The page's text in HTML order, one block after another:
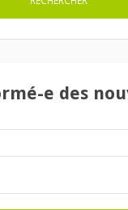
e des